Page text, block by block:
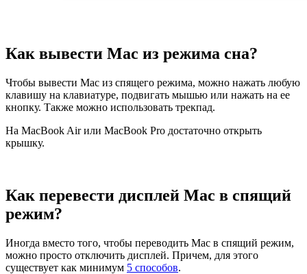
Как вывести Mac из режима сна?
Чтобы вывести Mac из спящего режима, можно нажать любую
клавишу на клавиатуре, подвигать мышью или нажать на ее
кнопку. Также можно использовать трекпад.
На MacBook Air или MacBook Pro достаточно открыть
крышку.
Как перевести дисплей Mac в спящий
режим?
Иногда вместо того, чтобы переводить Mac в спящий режим,
можно просто отключить дисплей. Причем, для этого
существует как минимум 5 способов.